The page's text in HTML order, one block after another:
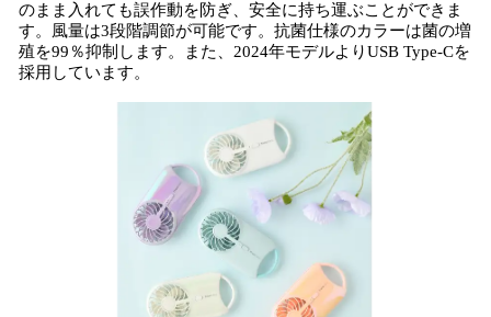
のまま入れても誤作動を防ぎ、安全に持ち運ぶことができま
す。風量は3段階調節が可能です。抗菌仕様のカラーは菌の増
殖を99％抑制します。また、2024年モデルよりUSB Type-Cを
採用しています。